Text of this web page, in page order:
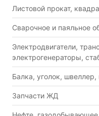
Листовой прокат,
Сварочное и паяльное
Электродвигатели,
электрогенераторы,
Балка, уголок,
Запчасти ЖД